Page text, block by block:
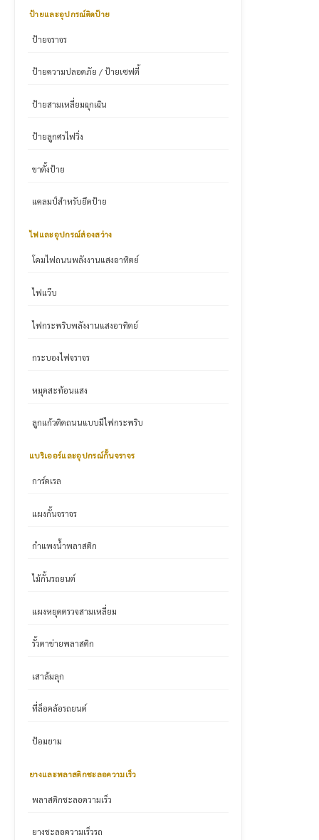
ป้ายและอุปกรณ์ติดป้าย
ป้ายจราจร
ป้ายความปลอดภัย / ป้ายเซฟตี้
ป้ายสามเหลี่ยมฉุกเฉิน
ป้ายลูกศรไฟวิ่ง
ขาตั้งป้าย
แคลมป์สำหรับยึดป้าย
ไฟและอุปกรณ์ส่องสว่าง
โคมไฟถนนพลังงานแสงอาทิตย์
ไฟแว๊บ
ไฟกระพริบพลังงานแสงอาทิตย์
กระบองไฟจราจร
หมุดสะท้อนแสง
ลูกแก้วติดถนนแบบมีไฟกระพริบ
แบริเออร์และอุปกรณ์กั้นจราจร
การ์ดเรล
แผงกั้นจราจร
กำแพงน้ำพลาสติก
ไม้กั้นรถยนต์
แผงหยุดตรวจสามเหลี่ยม
รั้วตาข่ายพลาสติก
เสาล้มลุก
ที่ล็อคล้อรถยนต์
ป้อมยาม
ยางและพลาสติกชะลอความเร็ว
พลาสติกชะลอความเร็ว
ยางชะลอความเร็วรถ